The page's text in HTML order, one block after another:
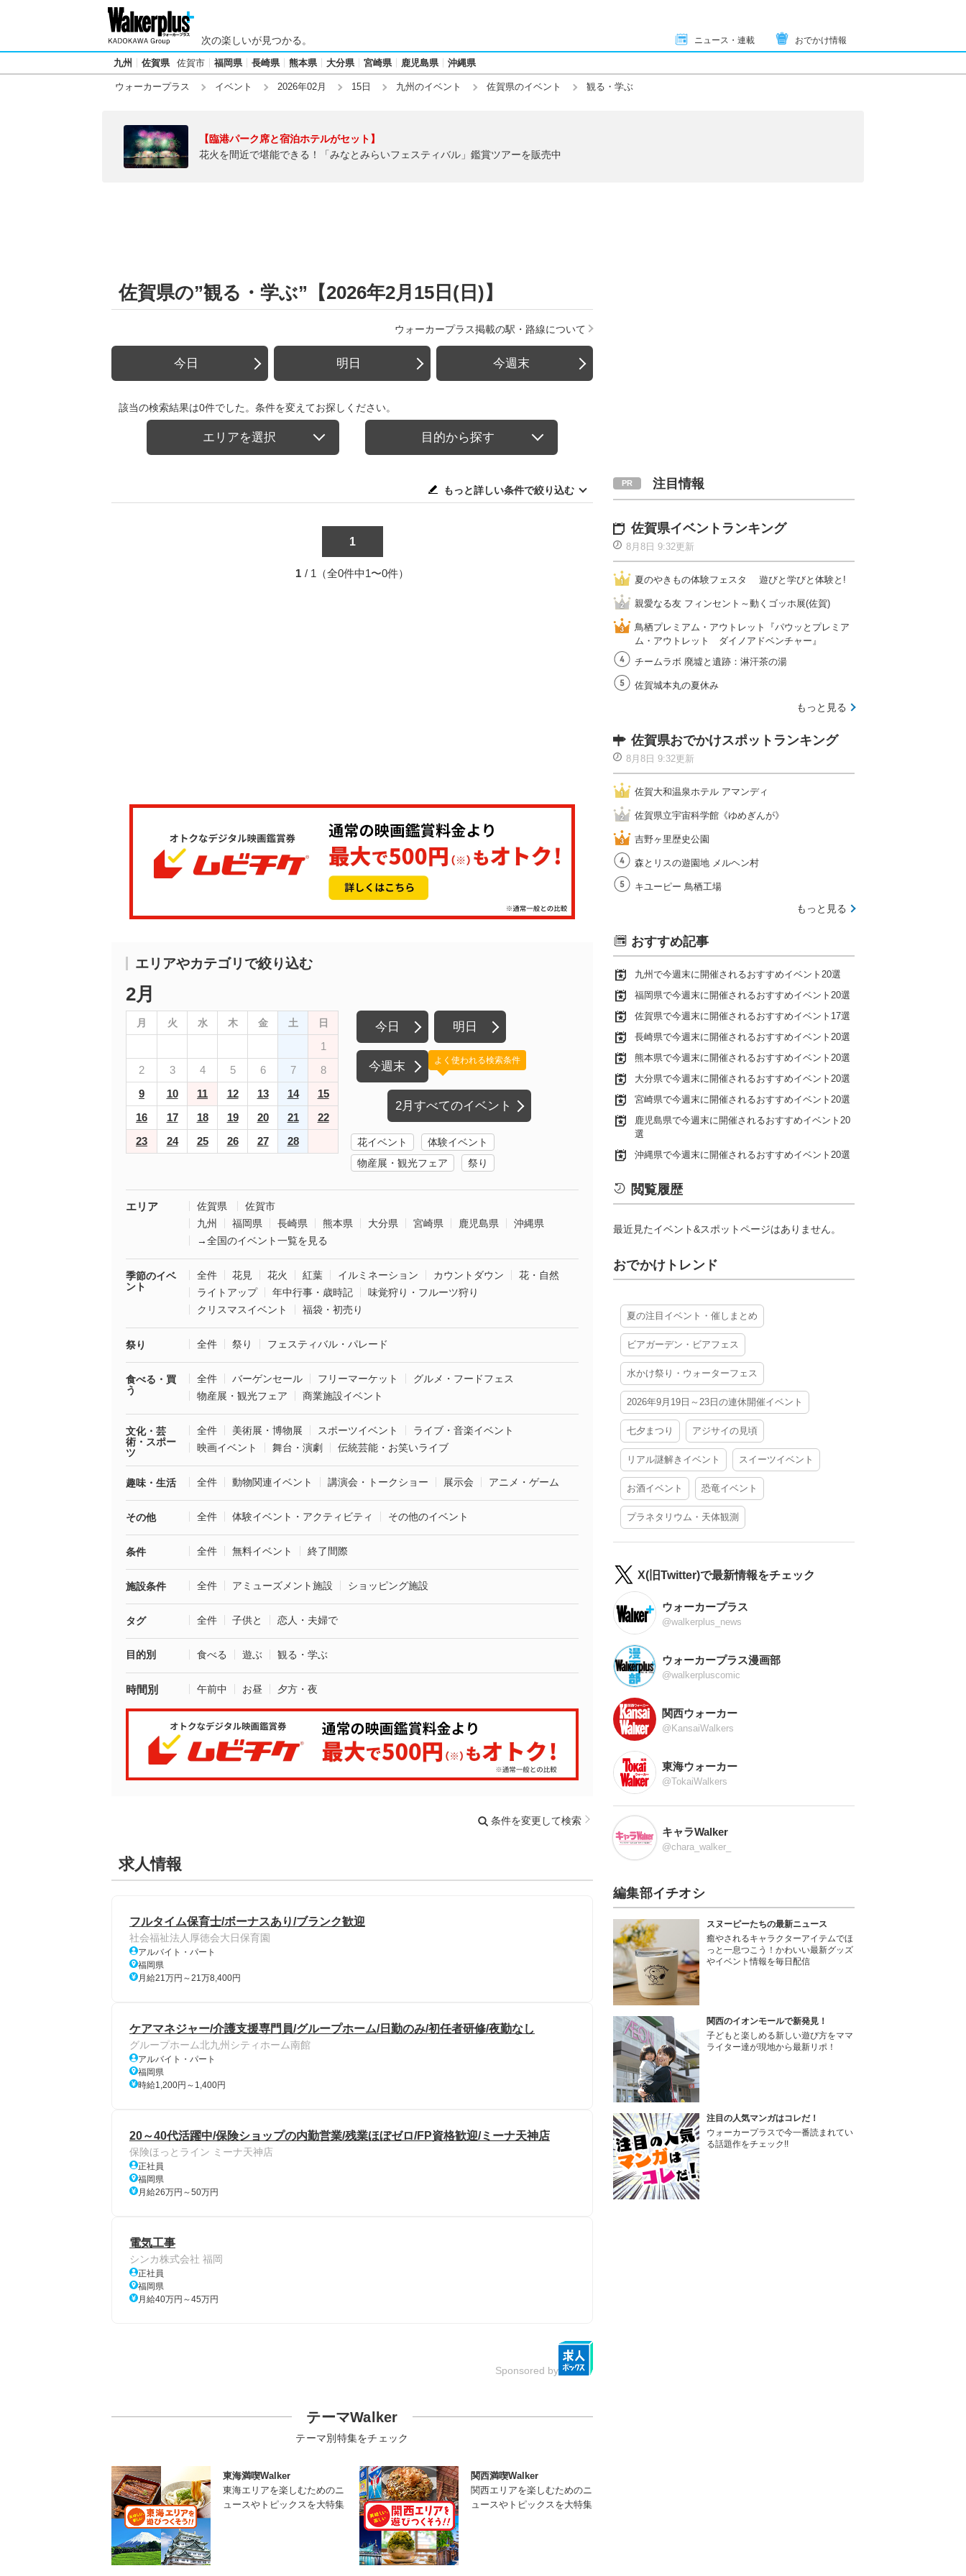
次の楽しいが見つかる。 ニュース・連載 おでかけ情報
九州 佐賀県 佐賀市 福岡県 長崎県 熊本県 大分県 宮崎県 鹿児島県 沖縄県
ウォーカープラス イベント 2026年02月 15日 九州のイベント 佐賀県のイベント 観る・学ぶ
【臨港パーク席と宿泊ホテルがセット】
花火を間近で堪能できる！「みなとみらいフェスティバル」鑑賞ツアーを販売中
佐賀県の”観る・学ぶ”【2026年2月15日(日)】
ウォーカープラス掲載の駅・路線について
今日 明日 今週末
該当の検索結果は0件でした。条件を変えてお探しください。
エリアを選択 目的から探す
もっと詳しい条件で絞り込む
1
1 / 1（全0件中1〜0件）
エリアやカテゴリで絞り込む
2月
月 火 水 木 金 土 日
1
2
3 4 5 6 7
8
9
10 11 12 13 14
15
16
17 18 19 20 21
22
23
24 25 26 27 28
今日 明日
今週末
2月すべてのイベント
よく使われる検索条件
花イベント
体験イベント
物産展・観光フェア
祭り
エリア 佐賀県
佐賀市
九州
福岡県 長崎県 熊本県 大分県 宮崎県 鹿児島県
沖縄県
→全国のイベント一覧を見る
季節のイベ
ント
全件 花見 花火 紅葉 イルミネーション カウントダウン
花・自然
ライトアップ
年中行事・歳時記
味覚狩り・フルーツ狩り
クリスマスイベント
福袋・初売り
祭り 全件 祭り フェスティバル・パレード
食べる・買
う
全件 バーゲンセール フリーマーケット
グルメ・フードフェス
物産展・観光フェア
商業施設イベント
文化・芸
術・スポー
ツ
全件 美術展・博物展 スポーツイベント
ライブ・音楽イベント
映画イベント
舞台・演劇 伝統芸能・お笑いライブ
趣味・生活 全件 動物関連イベント 講演会・トークショー 展示会 アニメ・ゲーム
その他 全件 体験イベント・アクティビティ その他のイベント
条件 全件 無料イベント 終了間際
施設条件 全件 アミューズメント施設 ショッピング施設
タグ 全件 子供と 恋人・夫婦で
目的別 食べる 遊ぶ 観る・学ぶ
時間別 午前中 お昼 夕方・夜
条件を変更して検索
求人情報
フルタイム保育士/ボーナスあり/ブランク歓迎
社会福祉法人厚徳会大日保育園
アルバイト・パート
福岡県
月給21万円～21万8,400円
ケアマネジャー/介護支援専門員/グループホーム/日勤のみ/初任者研修/夜勤なし
グループホーム北九州シティホーム南館
アルバイト・パート
福岡県
時給1,200円～1,400円
20～40代活躍中/保険ショップの内勤営業/残業ほぼゼロ/FP資格歓迎/ミーナ天神店
保険ほっとライン ミーナ天神店
正社員
福岡県
月給26万円～50万円
電気工事
シンカ株式会社 福岡
正社員
福岡県
月給40万円～45万円
Sponsored by
テーマWalker
テーマ別特集をチェック
東海満喫Walker
東海エリアを楽しむためのニ
ュースやトピックスを大特集
関西満喫Walker
関西エリアを楽しむためのニ
ュースやトピックスを大特集
注目情報
佐賀県イベントランキング
8月8日 9:32更新
夏のやきもの体験フェスタ 遊びと学びと体験と!
親愛なる友 フィンセント～動くゴッホ展(佐賀)
鳥栖プレミアム・アウトレット『パウッとプレミア
ム・アウトレット ダイノアドベンチャー』
チームラボ 廃墟と遺跡：淋汗茶の湯
佐賀城本丸の夏休み
もっと見る
佐賀県おでかけスポットランキング
8月8日 9:32更新
佐賀大和温泉ホテル アマンディ
佐賀県立宇宙科学館《ゆめぎんが》
吉野ヶ里歴史公園
森とリスの遊園地 メルヘン村
キユーピー 鳥栖工場
もっと見る
おすすめ記事
九州で今週末に開催されるおすすめイベント20選
福岡県で今週末に開催されるおすすめイベント20選
佐賀県で今週末に開催されるおすすめイベント17選
長崎県で今週末に開催されるおすすめイベント20選
熊本県で今週末に開催されるおすすめイベント20選
大分県で今週末に開催されるおすすめイベント20選
宮崎県で今週末に開催されるおすすめイベント20選
鹿児島県で今週末に開催されるおすすめイベント20
選
沖縄県で今週末に開催されるおすすめイベント20選
閲覧履歴
最近見たイベント&スポットページはありません。
おでかけトレンド
夏の注目イベント・催しまとめ
ビアガーデン・ビアフェス
水かけ祭り・ウォーターフェス
2026年9月19日～23日の連休開催イベント
七夕まつり アジサイの見頃
リアル謎解きイベント スイーツイベント
お酒イベント 恐竜イベント
プラネタリウム・天体観測
X(旧Twitter)で最新情報をチェック
ウォーカープラス
@walkerplus_news
ウォーカープラス漫画部
@walkerpluscomic
関西ウォーカー
@KansaiWalkers
東海ウォーカー
@TokaiWalkers
キャラWalker
@chara_walker_
編集部イチオシ
スヌーピーたちの最新ニュース
癒やされるキャラクターアイテムでほ
っと一息つこう！かわいい最新グッズ
やイベント情報を毎日配信
関西のイオンモールで新発見！
子どもと楽しめる新しい遊び方をママ
ライター達が現地から最新リポ！
注目の人気マンガはコレだ！
ウォーカープラスで今一番読まれてい
る話題作をチェック!!